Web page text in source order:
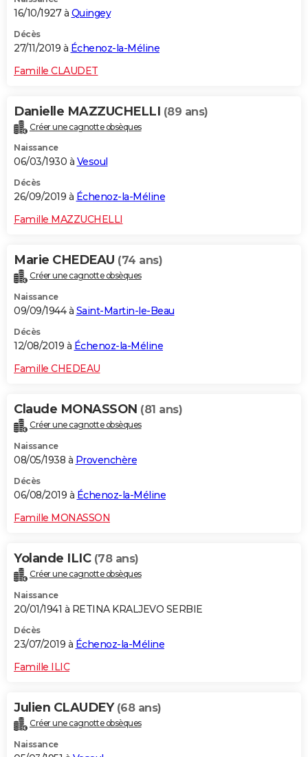
16/10/1927 à Quingey
Décès
27/11/2019 à Échenoz-la-Méline
Famille CLAUDET
Danielle MAZZUCHELLI (89 ans)
Créer une cagnotte obsèques
Naissance
06/03/1930 à Vesoul
Décès
26/09/2019 à Échenoz-la-Méline
Famille MAZZUCHELLI
Marie CHEDEAU (74 ans)
Créer une cagnotte obsèques
Naissance
09/09/1944 à Saint-Martin-le-Beau
Décès
12/08/2019 à Échenoz-la-Méline
Famille CHEDEAU
Claude MONASSON (81 ans)
Créer une cagnotte obsèques
Naissance
08/05/1938 à Provenchère
Décès
06/08/2019 à Échenoz-la-Méline
Famille MONASSON
Yolande ILIC (78 ans)
Créer une cagnotte obsèques
Naissance
20/01/1941 à RETINA KRALJEVO SERBIE
Décès
23/07/2019 à Échenoz-la-Méline
Famille ILIC
Julien CLAUDEY (68 ans)
Créer une cagnotte obsèques
Naissance